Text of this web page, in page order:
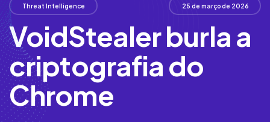
Threat Intelligence 25 de março de 2026
VoidStealer burla a
criptografia do
Chrome